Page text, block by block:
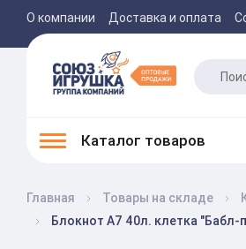
О компании Доставка и оплата
Каталог товаров
Главная Товары на складе
Блокнот А7 40л. клетка